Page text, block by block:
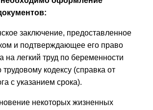
заключение, предоставленное
и подтверждающее его право
на легкий труд по беременности
трудовому кодексу (справка от
с указанием срока).
некоторых жизненных